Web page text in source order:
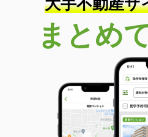
大手不動産サ
まとめ